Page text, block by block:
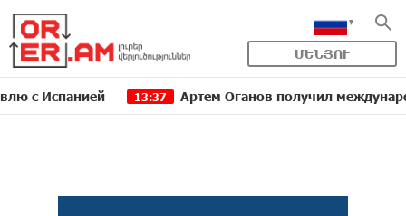
ՄԵՆՅՈՒ
13:37 Артем Оганов получил международную